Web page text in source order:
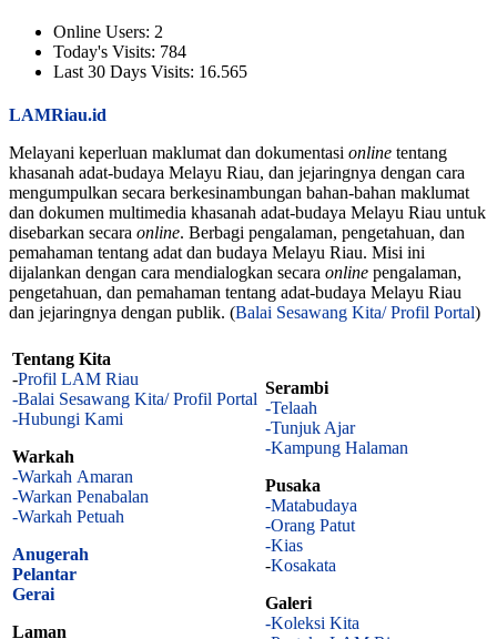
Online Users: 2
Today's Visits: 784
Last 30 Days Visits: 16.565
LAMRiau.id
Melayani keperluan maklumat dan dokumentasi online tentang
khasanah adat-budaya Melayu Riau, dan jejaringnya dengan cara
mengumpulkan secara berkesinambungan bahan-bahan maklumat
dan dokumen multimedia khasanah adat-budaya Melayu Riau untuk
disebarkan secara online. Berbagi pengalaman, pengetahuan, dan
pemahaman tentang adat dan budaya Melayu Riau. Misi ini
dijalankan dengan cara mendialogkan secara online pengalaman,
pengetahuan, dan pemahaman tentang adat-budaya Melayu Riau
dan jejaringnya dengan publik. (Balai Sesawang Kita/ Profil Portal)
Tentang Kita
-Profil LAM Riau
-Balai Sesawang Kita/ Profil Portal
-Hubungi Kami
Warkah
-Warkah Amaran
-Warkan Penabalan
-Warkah Petuah
Anugerah
Pelantar
Gerai
Laman
Serambi
-Telaah
-Tunjuk Ajar
-Kampung Halaman
Pusaka
-Matabudaya
-Orang Patut
-Kias
-Kosakata
Galeri
-Koleksi Kita